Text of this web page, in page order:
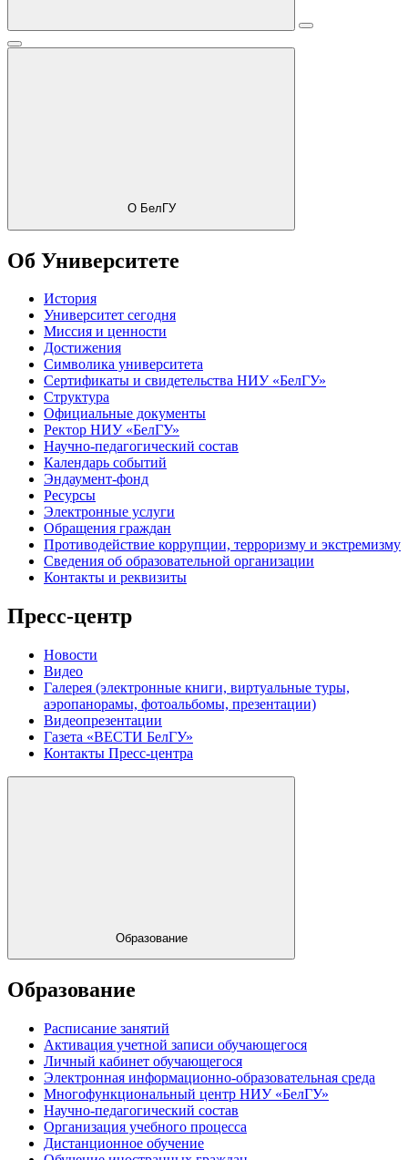
О БелГУ
Об Университете
История
Университет сегодня
Миссия и ценности
Достижения
Символика университета
Сертификаты и свидетельства НИУ «БелГУ»
Структура
Официальные документы
Ректор НИУ «БелГУ»
Научно-педагогический состав
Календарь событий
Эндаумент-фонд
Ресурсы
Электронные услуги
Обращения граждан
Противодействие коррупции, терроризму и экстремизму
Сведения об образовательной организации
Контакты и реквизиты
Пресс-центр
Новости
Видео
Галерея (электронные книги, виртуальные туры,
аэропанорамы, фотоальбомы, презентации)
Видеопрезентации
Газета «ВЕСТИ БелГУ»
Контакты Пресс-центра
Образование
Образование
Расписание занятий
Активация учетной записи обучающегося
Личный кабинет обучающегося
Электронная информационно-образовательная среда
Многофункциональный центр НИУ «БелГУ»
Научно-педагогический состав
Организация учебного процесса
Дистанционное обучение